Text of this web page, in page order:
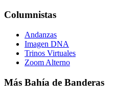
Columnistas
Andanzas
Imagen DNA
Trinos Virtuales
Zoom Alterno
Más Bahía de Banderas